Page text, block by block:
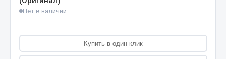
Camozzi
Нет в наличии
Купить в один клик